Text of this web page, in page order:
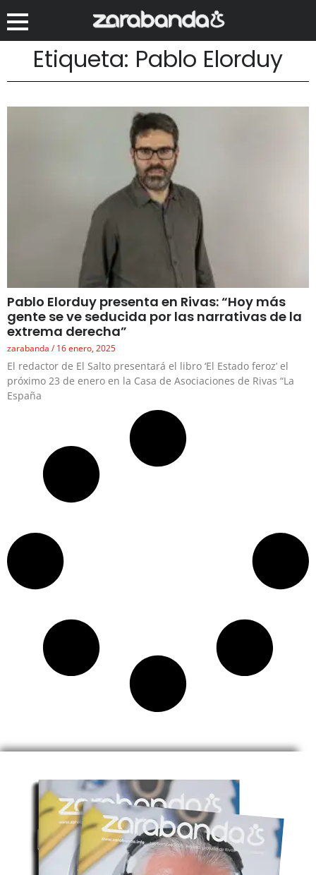
Etiqueta: Pablo Elorduy
Pablo Elorduy presenta en Rivas: “Hoy más
gente se ve seducida por las narrativas de la
extrema derecha”
zarabanda 16 enero, 2025
El redactor de El Salto presentará el libro ‘El Estado feroz’ el
próximo 23 de enero en la Casa de Asociaciones de Rivas “La
España